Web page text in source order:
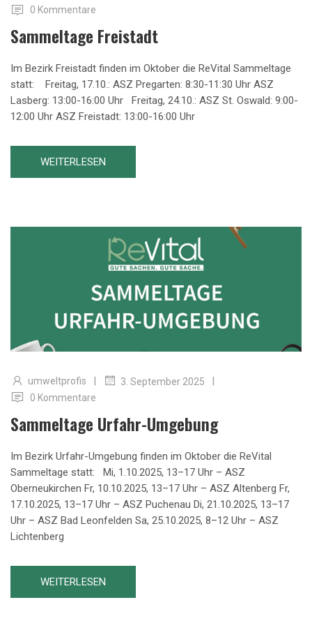
0 Kommentare
Sammeltage Freistadt
Im Bezirk Freistadt finden im Oktober die ReVital Sammeltage
statt: Freitag, 17.10.: ASZ Pregarten: 8:30-11:30 Uhr ASZ
Lasberg: 13:00-16:00 Uhr Freitag, 24.10.: ASZ St. Oswald: 9:00-
12:00 Uhr ASZ Freistadt: 13:00-16:00 Uhr
WEITERLESEN
umweltprofis | 3. September 2025 |
0 Kommentare
Sammeltage Urfahr-Umgebung
Im Bezirk Urfahr-Umgebung finden im Oktober die ReVital
Sammeltage statt: Mi, 1.10.2025, 13–17 Uhr – ASZ
Oberneukirchen Fr, 10.10.2025, 13–17 Uhr – ASZ Altenberg Fr,
17.10.2025, 13–17 Uhr – ASZ Puchenau Di, 21.10.2025, 13–17
Uhr – ASZ Bad Leonfelden Sa, 25.10.2025, 8–12 Uhr – ASZ
Lichtenberg
WEITERLESEN